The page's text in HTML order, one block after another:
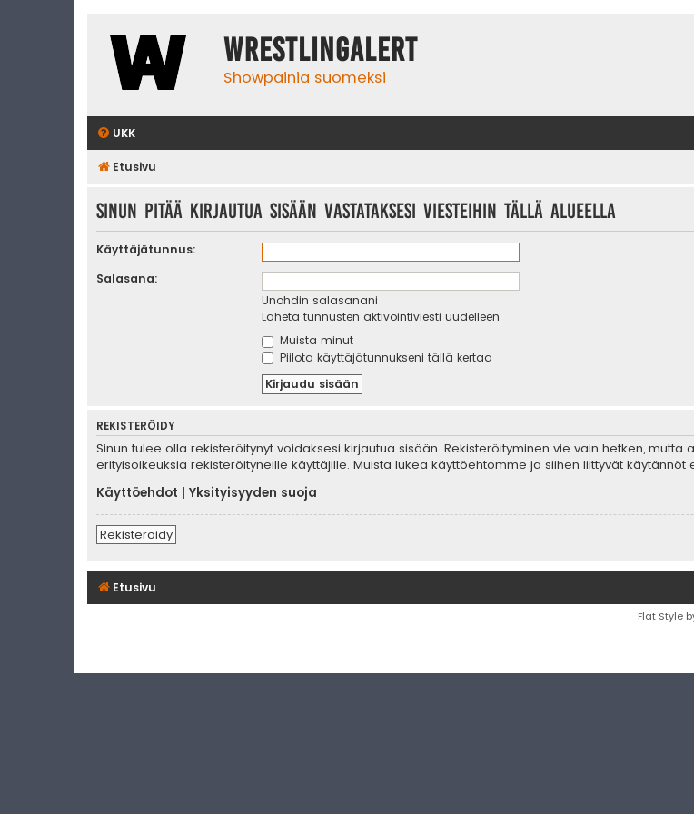
WrestlingAlert
Showpainia suomeksi
UKK
Etusivu
Sinun pitää kirjautua sisään vastataksesi viesteihin tällä alueella
Käyttäjätunnus:
Salasana:
Unohdin salasanani
Lähetä tunnusten aktivointiviesti uudelleen
Muista minut
Piilota käyttäjätunnukseni tällä kertaa
REKISTERÖIDY
Sinun tulee olla rekisteröitynyt voidaksesi kirjautua sisään. Rekisteröityminen vie vain hetken,
erityisoikeuksia rekisteröityneille käyttäjille. Muista lukea käyttöehtomme ja siihen liittyvät
Käyttöehdot
Yksityisyyden suoja
Rekisteröidy
Etusivu
Flat Style